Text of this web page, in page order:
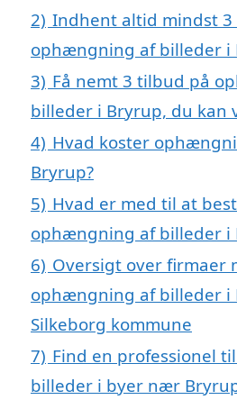
2) Indhent altid mindst
ophængning af billeder i
3) Få nemt 3 tilbud på
billeder i Bryrup, du kan
4) Hvad koster
Bryrup?
5) Hvad er med til at
ophængning af billeder i
6) Oversigt over firmaer
ophængning af billeder i
Silkeborg kommune
7) Find en professionel
billeder i byer nær